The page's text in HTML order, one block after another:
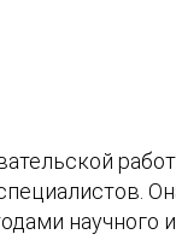
научного